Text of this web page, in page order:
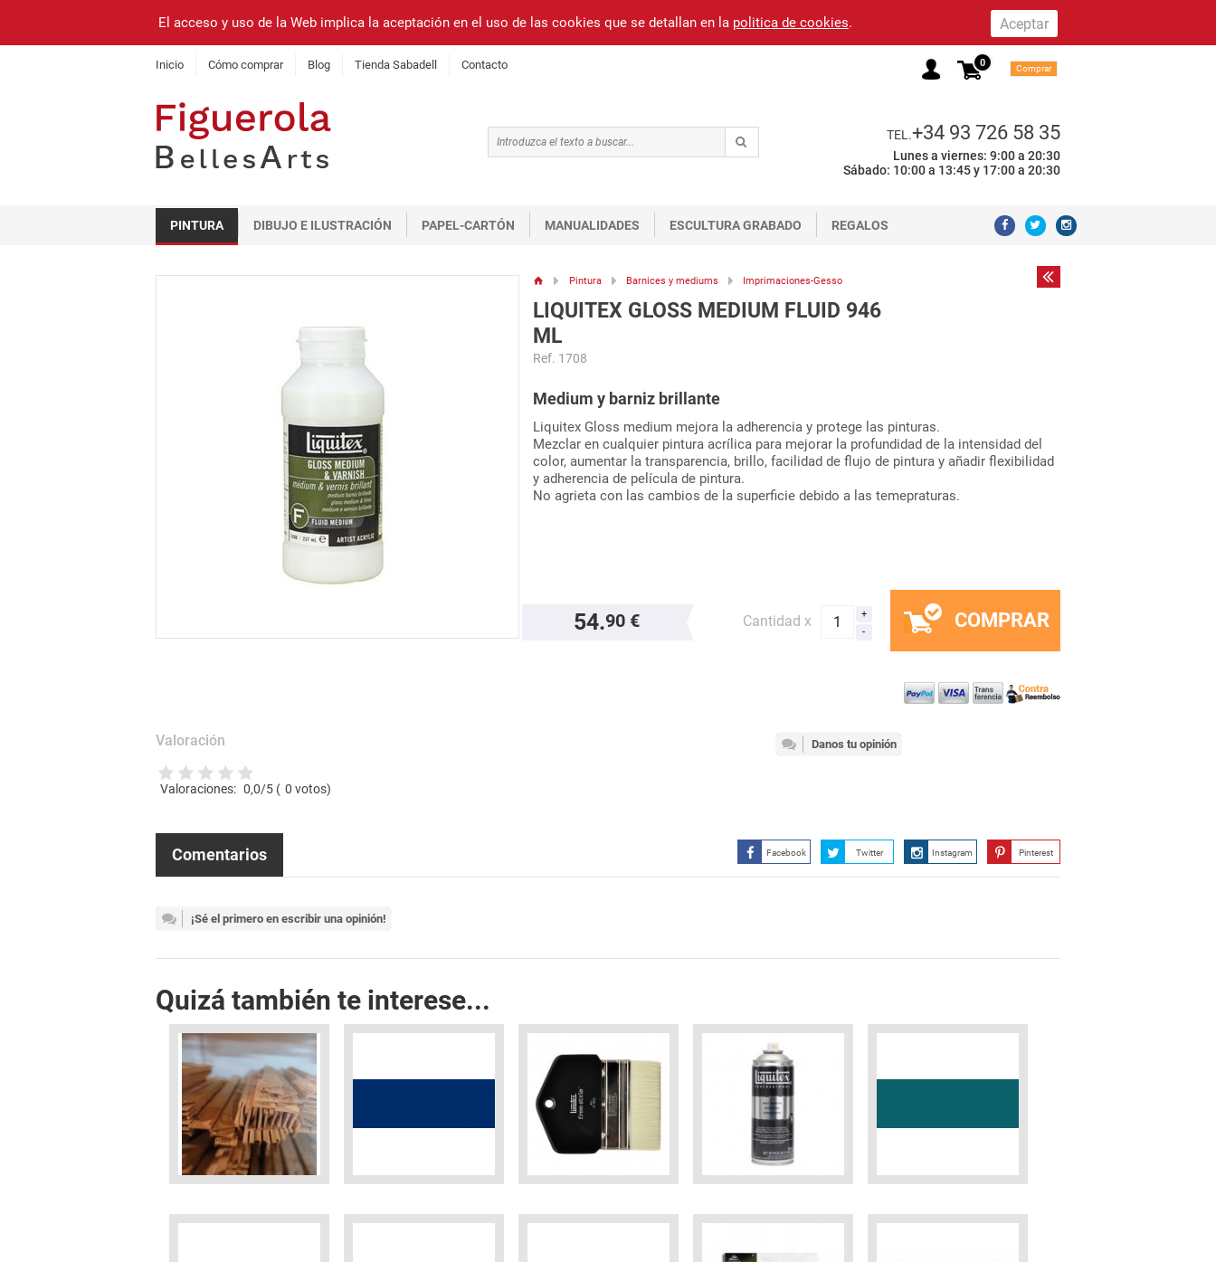
El acceso y uso de la Web implica la aceptación en el uso de las cookies que se detallan en la politica de cookies.
Inicio Cómo comprar Blog Tienda Sabadell Contacto 0 Comprar
TEL.+34 93 726 58 35
Lunes a viernes: 9:00 a 20:30
Sábado: 10:00 a 13:45 y 17:00 a 20:30
PINTURA DIBUJO E ILUSTRACIÓN PAPEL-CARTÓN MANUALIDADES ESCULTURA GRABADO REGALOS
Pintura Barnices y mediums Imprimaciones-Gesso
LIQUITEX GLOSS MEDIUM FLUID 946
ML
Ref. 1708
Medium y barniz brillante
Liquitex Gloss medium mejora la adherencia y protege las pinturas.
Mezclar en cualquier pintura acrílica para mejorar la profundidad de la intensidad del
color, aumentar la transparencia, brillo, facilidad de flujo de pintura y añadir flexibilidad
y adherencia de película de pintura.
No agrieta con las cambios de la superficie debido a las temepraturas.
54.90 € Cantidad x COMPRAR
Danos tu opinión
Valoración
Valoraciones: 0,0/5 ( 0 votos)
Facebook Twitter Instagram Pinterest
Comentarios
¡Sé el primero en escribir una opinión!
Quizá también te interese...